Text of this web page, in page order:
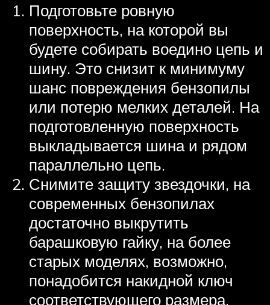
Подготовьте ровную
поверхность, на которой вы
будете собирать воедино цепь и
шину. Это снизит к минимуму
шанс повреждения бензопилы
или потерю мелких деталей. На
подготовленную поверхность
выкладывается шина и рядом
параллельно цепь.
Снимите защиту звездочки, на
современных бензопилах
достаточно выкрутить
барашковую гайку, на более
старых моделях, возможно,
понадобится накидной ключ
соответствующего размера.